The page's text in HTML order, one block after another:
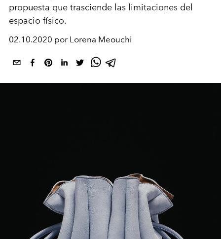
propuesta que trasciende las limitaciones del
espacio físico.
02.10.2020 por Lorena Meouchi